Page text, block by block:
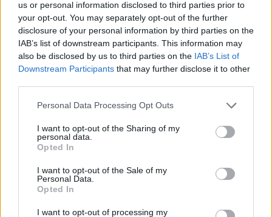
us or personal information disclosed to third parties prior to
your opt-out. You may separately opt-out of the further
disclosure of your personal information by third parties on the
IAB’s list of downstream participants. This information may
also be disclosed by us to third parties on the IAB’s List of
Downstream Participants that may further disclose it to other
Please note that this website/app uses one or more Google
not limited to your visit or usage behaviour. You may click to
grant or deny consent to Google and its third-party tags to
use your data for below specified purposes in below Google
consent section.
Personal Data Processing Opt Outs
I want to opt-out of the Sharing of my
personal data.
Opted In
I want to opt-out of the Sale of my
Personal Data.
Opted In
I want to opt-out of processing my
CIENCIA Y TECNOLOGÍA
Ética en IA: marcos, riesgos y
mitigaciones aplicadas